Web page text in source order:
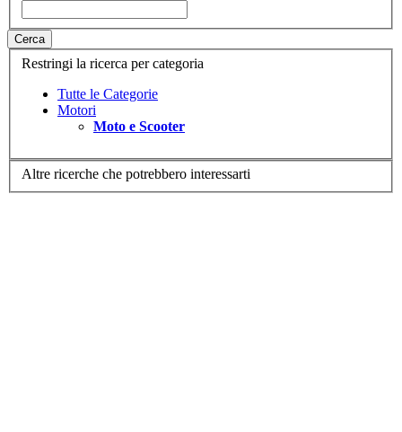
Cerca
Restringi la ricerca per categoria
Tutte le Categorie
Motori
Moto e Scooter
Altre ricerche che potrebbero interessarti